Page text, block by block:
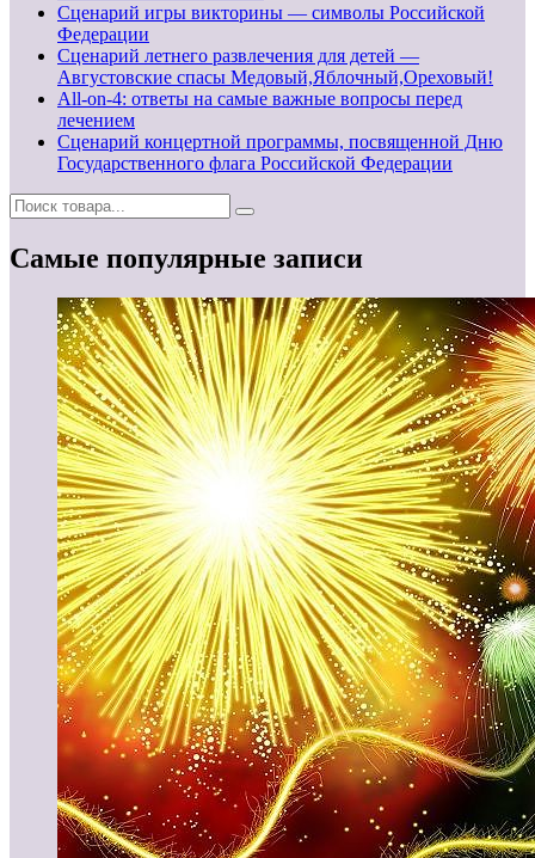
Сценарий игры викторины — символы Российской
Федерации
Сценарий летнего развлечения для детей —
Августовские спасы Медовый,Яблочный,Ореховый!
All-on-4: ответы на самые важные вопросы перед
лечением
Сценарий концертной программы, посвященной Дню
Государственного флага Российской Федерации
Самые популярные записи